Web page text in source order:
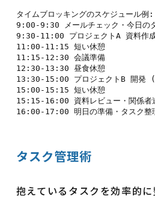
タイムブロッキングのスケジュール例:
9:00-9:30 メールチェック・今日の
9:30-11:00 プロジェクトA 資料作
11:00-11:15 短い休憩
11:15-12:30 会議準備
12:30-13:30 昼食休憩
13:30-15:00 プロジェクトB 開発 (
15:00-15:15 短い休憩
15:15-16:00 資料レビュー・関係者
タスク管理術
抱えているタスクを効率的